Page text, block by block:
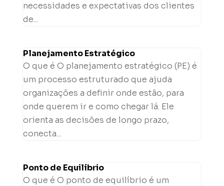
necessidades e expectativas dos clientes
de...
Planejamento Estratégico
O que é O planejamento estratégico (PE) é
um processo estruturado que ajuda
organizações a definir onde estão, para
onde querem ir e como chegar lá. Ele
orienta as decisões de longo prazo,
conecta...
Ponto de Equilíbrio
O que é O ponto de equilíbrio é um